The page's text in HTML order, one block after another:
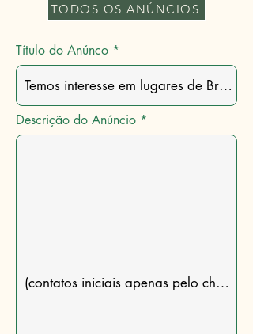
TODOS OS ANÚNCIOS
Título do Anúnco
Descrição do Anúncio